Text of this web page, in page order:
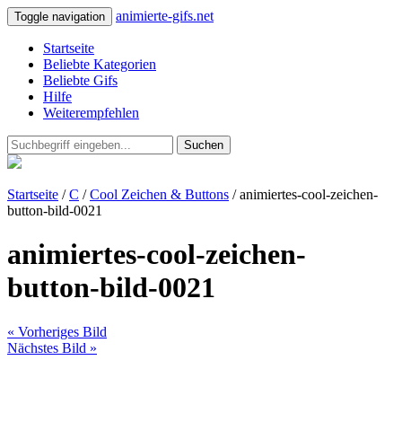
Toggle navigation animierte-gifs.net
Startseite
Beliebte Kategorien
Beliebte Gifs
Hilfe
Weiterempfehlen
Suchen
Startseite /C /Cool Zeichen & Buttons / animiertes-cool-zeichen-
button-bild-0021
animiertes-cool-zeichen-
button-bild-0021
« Vorheriges Bild
Nächstes Bild »